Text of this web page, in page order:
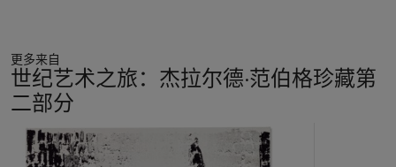
更多来自
世纪艺术之旅：杰拉尔德·范伯格珍藏第
二部分